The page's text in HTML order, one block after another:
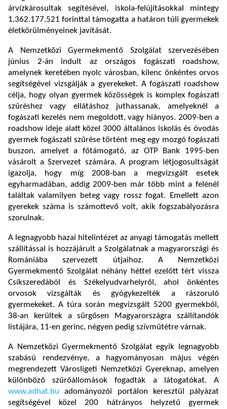
árvízkárosultak segítésével, iskola-felújításokkal mintegy
1.362.177.521 forinttal támogatta a határon túli gyermekek
életkörülményeinek javítását.
A Nemzetközi Gyermekmentő Szolgálat szervezésében
június 2-án indult az országos fogászati roadshow,
amelynek keretében nyolc városban, kilenc önkéntes orvos
segítségével vizsgálják a gyerekeket. A fogászati roadshow
célja, hogy olyan gyermek közösségek is komplex fogászati
szűréshez vagy ellátáshoz juthassanak, amelyeknél a
fogászati kezelés nem megoldott, vagy hiányos. 2009-ben a
roadshow ideje alatt közel 3000 általános iskolás és óvodás
gyermek fogászati szűrése történt meg egy mozgó fogászati
buszon, amelyet a főtámogató, az OTP Bank 1995-ben
vásárolt a Szervezet számára. A program létjogosultságát
igazolja, hogy míg 2008-ban a megvizsgált esetek
egyharmadában, addig 2009-ben már több mint a felénél
találtak valamilyen beteg vagy rossz fogat. Emellett azon
gyerekek száma is számottevő volt, akik fogszabályozásra
szorulnak.
A legnagyobb hazai hitelintézet az anyagi támogatás mellett
szállítással is hozzájárult a Szolgálatnak a magyarországi és
Romániába szervezett útjaihoz. A Nemzetközi
Gyermekmentő Szolgálat néhány héttel ezelőtt tért vissza
Csíkszeredából és Székelyudvarhelyről, ahol önkéntes
orvosok vizsgálták és gyógykezelték a rászoruló
gyermekeket. A túra során megvizsgált 5200 gyermekből,
38-an kerültek a sürgősen Magyarországra szállítandók
listájára, 11-en gerinc, négyen pedig szívműtétre várnak.
A Nemzetközi Gyermekmentő Szolgálat egyik legnagyobb
szabású rendezvénye, a hagyományosan május végén
megrendezett Városligeti Nemzetközi Gyereknap, amelyen
különböző szűrőállomások fogadták a látogatókat. A
www.adhat.hu adományozói portálon keresztül pályázat
segítségével közel 200 hátrányos helyzetű gyermek